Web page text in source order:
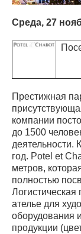
Среда, 27
Престижная
компании
до 1500
деятельности.
год. Potel et
метров,
полностью
ателье для
оборудования
продукции